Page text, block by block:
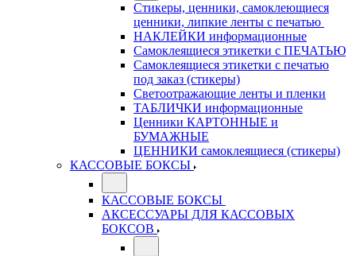
Стикеры, ценники, самоклеющиеся
ценники, липкие ленты с печатью
НАКЛЕЙКИ информационные
Самоклеящиеся этикетки с ПЕЧАТЬЮ
Самоклеящиеся этикетки с печатью
под заказ (стикеры)
Светоотражающие ленты и пленки
ТАБЛИЧКИ информационные
Ценники КАРТОННЫЕ и
БУМАЖНЫЕ
ЦЕННИКИ самоклеящиеся (стикеры)
КАССОВЫЕ БОКСЫ
КАССОВЫЕ БОКСЫ
АКСЕССУАРЫ ДЛЯ КАССОВЫХ
БОКСОВ